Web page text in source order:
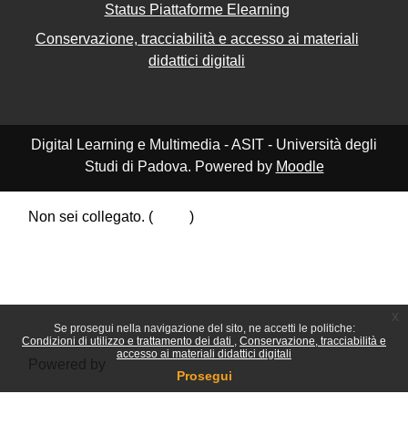
Se prosegui nella navigazione del sito, ne accetti le politiche:
Condizioni di utilizzo e trattamento dei dati
Conservazione, tracciabilità e
accesso ai materiali didattici digitali
Prosegui
Status Piattaforme Elearning
Conservazione, tracciabilità e accesso ai materiali
didattici digitali
Digital Learning e Multimedia - ASIT - Università degli
Studi di Padova. Powered by Moodle
Non sei collegato. (
)
Powered by Moodle